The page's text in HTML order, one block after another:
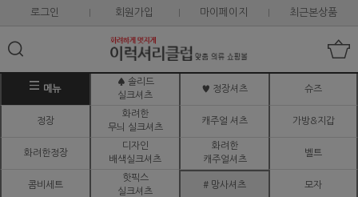
로그인 회원가입 마이페이지 최근본상품
메뉴
♠ 솔리드
실크셔츠
♥ 정장셔츠 슈즈
정장
화려한
무늬 실크셔츠
캐주얼 셔츠 가방&지갑
화려한정장
디자인
배색실크셔츠
화려한
캐주얼셔츠
벨트
콤비세트
핫픽스
실크셔츠
# 망사셔츠 모자